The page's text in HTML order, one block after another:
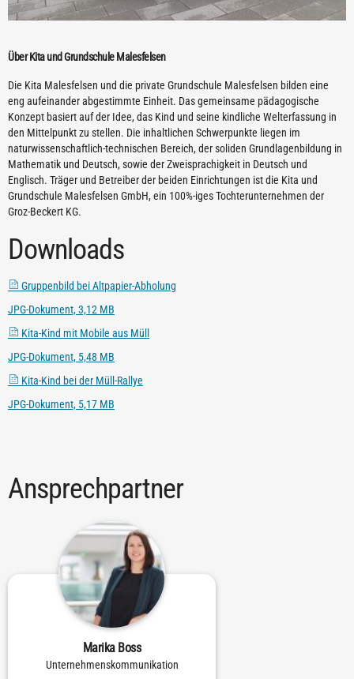
Über Kita und Grundschule Malesfelsen
Die Kita Malesfelsen und die private Grundschule Malesfelsen bilden eine
eng aufeinander abgestimmte Einheit. Das gemeinsame pädagogische
Konzept basiert auf der Idee, das Kind und seine kindliche Welterfassung in
den Mittelpunkt zu stellen. Die inhaltlichen Schwerpunkte liegen im
naturwissenschaftlich-technischen Bereich, der soliden Grundlagenbildung in
Mathematik und Deutsch, sowie der Zweisprachigkeit in Deutsch und
Englisch. Träger und Betreiber der beiden Einrichtungen ist die Kita und
Grundschule Malesfelsen GmbH, ein 100%-iges Tochterunternehmen der
Groz-Beckert KG.
Downloads
Gruppenbild bei Altpapier-Abholung
JPG-Dokument, 3,12 MB
Kita-Kind mit Mobile aus Müll
JPG-Dokument, 5,48 MB
Kita-Kind bei der Müll-Rallye
JPG-Dokument, 5,17 MB
Ansprechpartner
Marika Boss
Unternehmenskommunikation